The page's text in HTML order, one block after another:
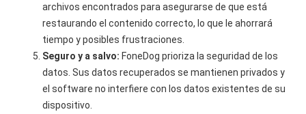
archivos encontrados para asegurarse de que está
restaurando el contenido correcto, lo que le ahorrará
tiempo y posibles frustraciones.
Seguro y a salvo: FoneDog prioriza la seguridad de los
datos. Sus datos recuperados se mantienen privados y
el software no interfiere con los datos existentes de su
dispositivo.